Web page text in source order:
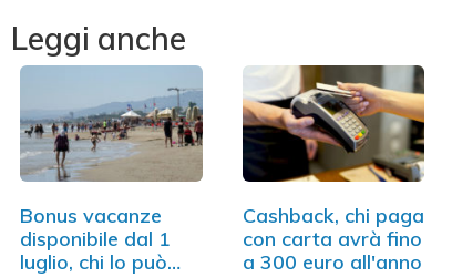
Leggi anche
Bonus vacanze
disponibile dal 1
luglio, chi lo può
Cashback, chi paga
con carta avrà fino
a 300 euro all'anno